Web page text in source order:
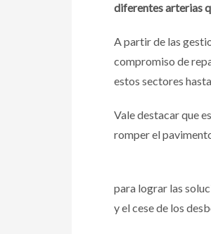
diferentes arterias
A partir de las
compromiso de
estos sectores
Vale destacar que
romper el
para lograr las
y el cese de los